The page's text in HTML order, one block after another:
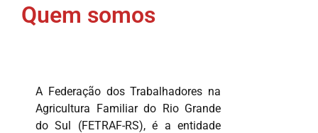
Quem somos
A Federação dos Trabalhadores na
Agricultura Familiar do Rio Grande
do Sul (FETRAF-RS), é a entidade